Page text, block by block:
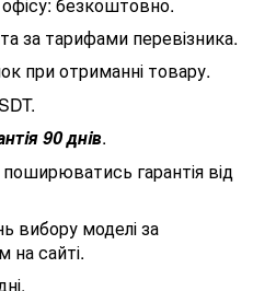
за тарифами перевізника.
при отриманні товару.
90 днiв.
гарантія від
вибору моделі за
на сайті.